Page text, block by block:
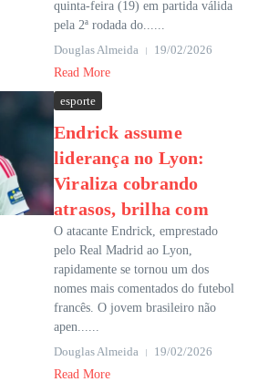
quinta-feira (19) em partida válida
pela 2ª rodada do......
Douglas Almeida
19/02/2026
Read More
esporte
Endrick assume
liderança no Lyon:
Viraliza cobrando
atrasos, brilha com
O atacante Endrick, emprestado
pelo Real Madrid ao Lyon,
rapidamente se tornou um dos
nomes mais comentados do futebol
francês. O jovem brasileiro não
apen......
Douglas Almeida
19/02/2026
Read More